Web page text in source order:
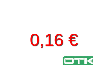
0,16 €